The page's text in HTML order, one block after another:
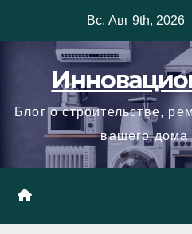
Вс. Авг 9th, 2026
Блог о строительстве,
вашего дома